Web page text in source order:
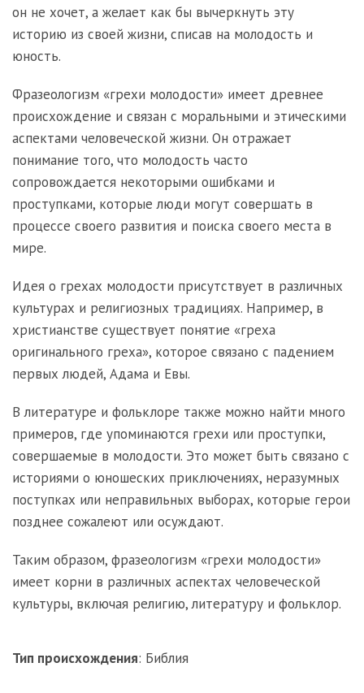
он не хочет, а желает как бы вычеркнуть эту
историю из своей жизни, списав на молодость и
юность.
Фразеологизм «грехи молодости» имеет древнее
происхождение и связан с моральными и этическими
аспектами человеческой жизни. Он отражает
понимание того, что молодость часто
сопровождается некоторыми ошибками и
проступками, которые люди могут совершать в
процессе своего развития и поиска своего места в
мире.
Идея о грехах молодости присутствует в различных
культурах и религиозных традициях. Например, в
христианстве существует понятие «греха
оригинального греха», которое связано с падением
первых людей, Адама и Евы.
В литературе и фольклоре также можно найти много
примеров, где упоминаются грехи или проступки,
совершаемые в молодости. Это может быть связано с
историями о юношеских приключениях, неразумных
поступках или неправильных выборах, которые герои
позднее сожалеют или осуждают.
Таким образом, фразеологизм «грехи молодости»
имеет корни в различных аспектах человеческой
культуры, включая религию, литературу и фольклор.
Тип происхождения: Библия